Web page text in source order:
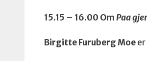
15.15 – 16.00 OmPaa
Birgitte Furuberg Moeer